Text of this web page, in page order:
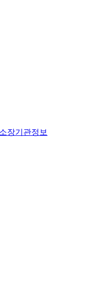
소장기관정보